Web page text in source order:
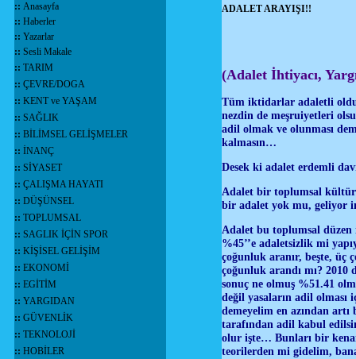
:: Anasayfa
:: Haberler
:: Yazarlar
:: Sesli Makale
:: TARIM
:: ÇEVRE/DOGA
:: KENT ve YAŞAM
:: SAĞLIK
:: BİLİMSEL GELİŞMELER
:: İNANÇ
:: SİYASET
:: ÇALIŞMA HAYATI
:: DÜŞÜNSEL
:: TOPLUMSAL
:: SAGLIK İÇİN SPOR
:: KİŞİSEL GELİŞİM
:: EKONOMİ
:: EGİTİM
:: YARGIDAN
:: GÜVENLİK
:: TEKNOLOJİ
:: HOBİLER
ADALET ARAYIŞI!!
(Adalet İhtiyacı,
Tüm iktidarlar adaletli
nezdin de meşruiyetleri
adil olmak ve olunması
kalmasın…
Desek ki adalet erdemli
Adalet bir toplumsal
bir adalet yok mu, geliyor
Adalet bu toplumsal
%45’’e adaletsizlik mi
çoğunluk aranır, beşte, üç
çoğunluk arandı mı?
sonuç ne olmuş %51.41
değil yasaların adil
demeyelim en azından
tarafından adil kabul
olur işte… Bunları bir
teorilerden mi gidelim,